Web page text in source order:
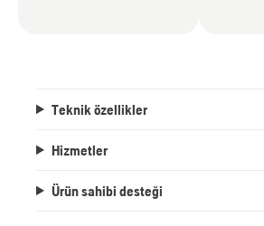
Teknik özellikler
Hizmetler
Ürün sahibi desteği